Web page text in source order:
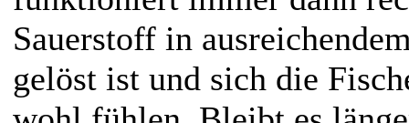
Sauerstoff in
gelöst ist und sich die